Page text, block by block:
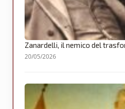
Zanardelli, il nemico del
20/05/2026